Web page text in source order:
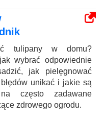
tulipany w domu?
wybrać odpowiednie
jak pielęgnować
unikać i jakie są
często zadawane
zdrowego ogrodu.